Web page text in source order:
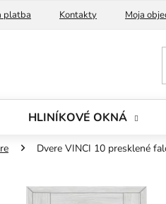
platba Kontakty Moja
HLINÍKOVÉ OKNÁ
Dvere VINCI 10 presklené